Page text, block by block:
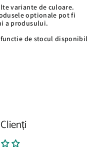
variante de culoare.
optionale pot fi
a produsului.
de stocul disponibil